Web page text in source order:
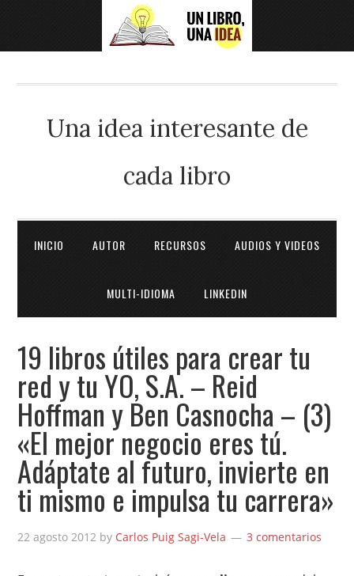
Una idea interesante de
cada libro
INICIO AUTOR RECURSOS AUDIOS Y VIDEOS
MULTI-IDIOMA LINKEDIN
19 libros útiles para crear tu
red y tu YO, S.A. – Reid
Hoffman y Ben Casnocha – (3)
«El mejor negocio eres tú.
Adáptate al futuro, invierte en
ti mismo e impulsa tu carrera»
22 agosto 2012 by Carlos Puig Sagi-Vela 3 comentarios